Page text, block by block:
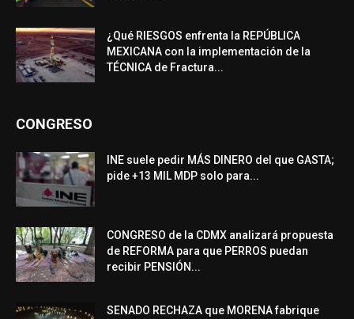
¿Qué RIESGOS enfrenta la REPÚBLICA
MEXICANA con la implementación de la
TÉCNICA de Fractura...
CONGRESO
INE suele pedir MÁS DINERO del que GASTA;
pide +13 MIL MDP solo para...
CONGRESO de la CDMX analizará propuesta
de REFORMA para que PERROS puedan
recibir PENSIÓN...
SENADO RECHAZA que MORENA fabrique